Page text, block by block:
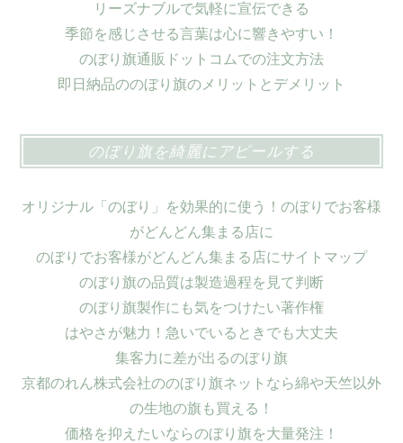
リーズナブルで気軽に宣伝できる
季節を感じさせる言葉は心に響きやすい！
のぼり旗通販ドットコムでの注文方法
即日納品ののぼり旗のメリットとデメリット
のぼり旗を綺麗にアピールする
オリジナル「のぼり」を効果的に使う！のぼりでお客様
がどんどん集まる店に
のぼりでお客様がどんどん集まる店にサイトマップ
のぼり旗の品質は製造過程を見て判断
のぼり旗製作にも気をつけたい著作権
はやさが魅力！急いでいるときでも大丈夫
集客力に差が出るのぼり旗
京都のれん株式会社ののぼり旗ネットなら綿や天竺以外
の生地の旗も買える！
価格を抑えたいならのぼり旗を大量発注！